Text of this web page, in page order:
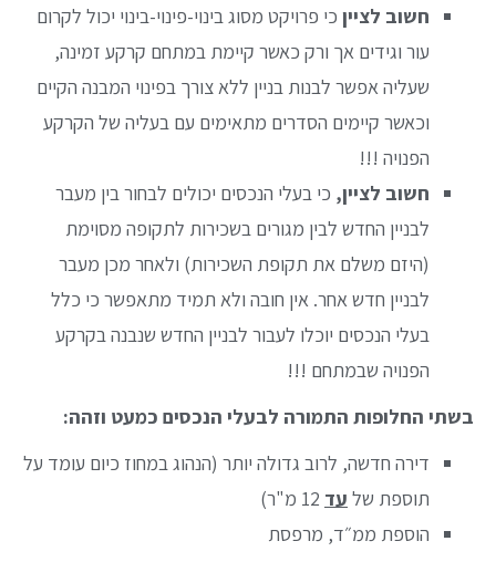
חשוב לציין כי פרויקט מסוג בינוי-פינוי-בינוי יכול לקרום
עור וגידים אך ורק כאשר קיימת במתחם קרקע זמינה,
שעליה אפשר לבנות בניין ללא צורך בפינוי המבנה הקיים
וכאשר קיימים הסדרים מתאימים עם בעליה של הקרקע
הפנויה !!!
חשוב לציין, כי בעלי הנכסים יכולים לבחור בין מעבר
לבניין החדש לבין מגורים בשכירות לתקופה מסוימת
(היזם משלם את תקופת השכירות) ולאחר מכן מעבר
לבניין חדש אחר. אין חובה ולא תמיד מתאפשר כי כלל
בעלי הנכסים יוכלו לעבור לבניין החדש שנבנה בקרקע
הפנויה שבמתחם !!!
בשתי החלופות התמורה לבעלי הנכסים כמעט וזהה:
דירה חדשה, לרוב גדולה יותר (הנהוג במחוז כיום עומד על
תוספת של עד
הוספת ממ״ד, מרפסת